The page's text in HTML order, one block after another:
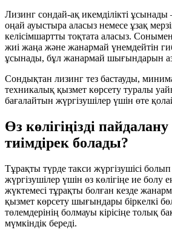
Лизинг сондай-ақ икемділікті ұсынады
оңай ауыстыра аласыз немесе ұзақ
келісімшартты тоқтата аласыз.
жиі жаңа және жанармай үнемдейтін
ұсынады, бұл жанармай шығындарын
Сондықтан лизинг тез бастауды,
техникалық қызмет көрсету туралы
бағалайтын жүргізушілер үшін өте
Өз көлігіңізді
тиімдірек болады?
Тұрақты түрде такси жүргізушісі
жүргізушілер үшін өз көлігіңе ие
жүктемесі тұрақты болған кезде
қызмет көрсету шығындары біркелкі
төлемдерінің болмауы кірісіңе толық
мүмкіндік береді.